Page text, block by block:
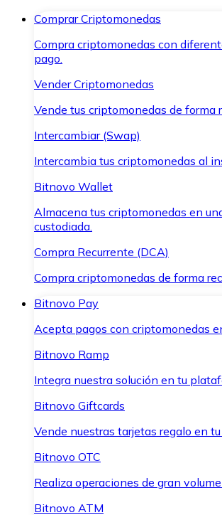
Comprar Criptomonedas
Compra criptomonedas con
pago.
Vender Criptomonedas
Vende tus criptomonedas de forma
Intercambiar (Swap)
Intercambia tus criptomonedas al
Bitnovo Wallet
Almacena tus criptomonedas en
custodiada.
Compra Recurrente (DCA)
Compra criptomonedas de forma
Bitnovo Pay
Acepta pagos con criptomonedas
Bitnovo Ramp
Integra nuestra solución en tu
Bitnovo Giftcards
Vende nuestras tarjetas regalo en
Bitnovo OTC
Realiza operaciones de gran
Bitnovo ATM